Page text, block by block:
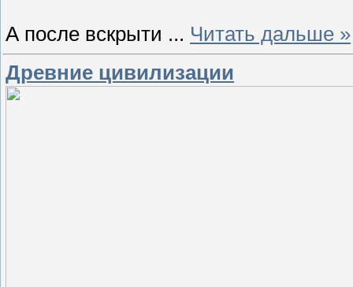
А после вскрыти ... Читать дальше »
Древние цивилизации